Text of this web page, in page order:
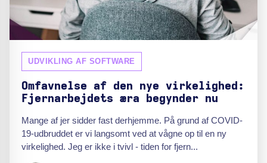
UDVIKLING AF SOFTWARE
Omfavnelse af den nye virkelighed:
Fjernarbejdets æra begynder nu
Mange af jer sidder fast derhjemme. På grund af COVID-
19-udbruddet er vi langsomt ved at vågne op til en ny
virkelighed. Jeg er ikke i tvivl - tiden for fjern...